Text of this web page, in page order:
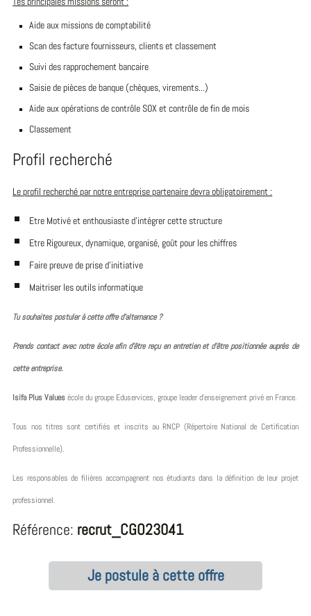
Aide aux missions de comptabilité
Scan des facture fournisseurs, clients et classement
Suivi des rapprochement bancaire
Saisie de pièces de banque (chèques, virements...)
Aide aux opérations de contrôle SOX et contrôle de fin de mois
Classement
Profil recherché
Le profil recherché par notre entreprise partenaire devra obligatoirement :
Etre Motivé et enthousiaste d'intégrer cette structure
Etre Rigoureux, dynamique, organisé, goût pour les chiffres
Faire preuve de prise d'initiative
Maitriser les outils informatique
Tu souhaites postuler à cette offre d’alternance ?
Prends contact avec notre école afin d’être reçu en entretien et d’être positionnée auprès de
cette entreprise.
Isifa Plus Valuesécole du groupe Eduservices, groupe leader d’enseignement privé en France.
Tous nos titres sont certifiés et inscrits au RNCP (Répertoire National de Certification
Professionnelle).
Les responsables de filières accompagnent nos étudiants dans la définition de leur projet
professionnel.
Référence: recrut_CGO23041
Je postule à cette offre